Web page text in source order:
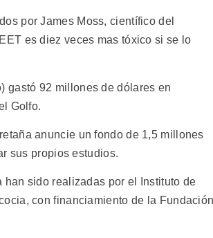
por James Moss, científico del
es diez veces mas tóxico si se lo
gastó 92 millones de dólares en
Golfo.
anuncie un fondo de 1,5 millones
sus propios estudios.
han sido realizadas por el Instituto de
con financiamiento de la